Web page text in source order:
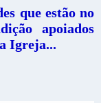
que estão no
apoiados
Igreja...